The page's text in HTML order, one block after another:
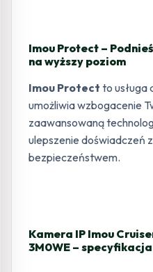
Imou Protect –
na wyższy poziom
Imou Protect to usługa
umożliwia wzbogacenie
zaawansowaną
ulepszenie doświadczeń
bezpieczeństwem.
Kamera IP Imou
3M0WE –